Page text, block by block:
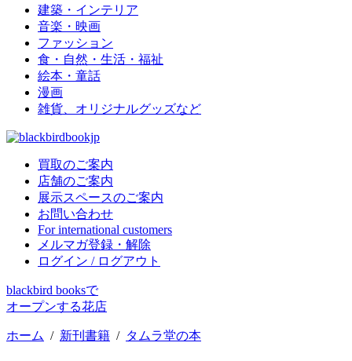
建築・インテリア
音楽・映画
ファッション
食・自然・生活・福祉
絵本・童話
漫画
雑貨、オリジナルグッズなど
買取のご案内
店舗のご案内
展示スペースのご案内
お問い合わせ
For international customers
メルマガ登録・解除
ログイン / ログアウト
blackbird booksで
オープンする花店
ホーム / 新刊書籍 / タムラ堂の本